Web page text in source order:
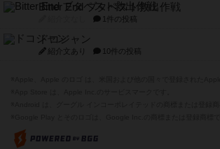
Bitter End ブタペスト救出作戦
1件の投稿
ドコジャン
紹介文あり 10件の投稿